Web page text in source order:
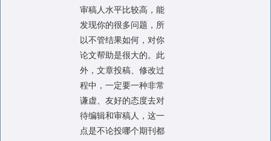
审稿人水平比较高，能
发现你的很多问题，所
以不管结果如何，对你
论文帮助是很大的。此
外，文章投稿、修改过
程中，一定要一种非常
谦虚、友好的态度去对
待编辑和审稿人，这一
点是不论投哪个期刊都